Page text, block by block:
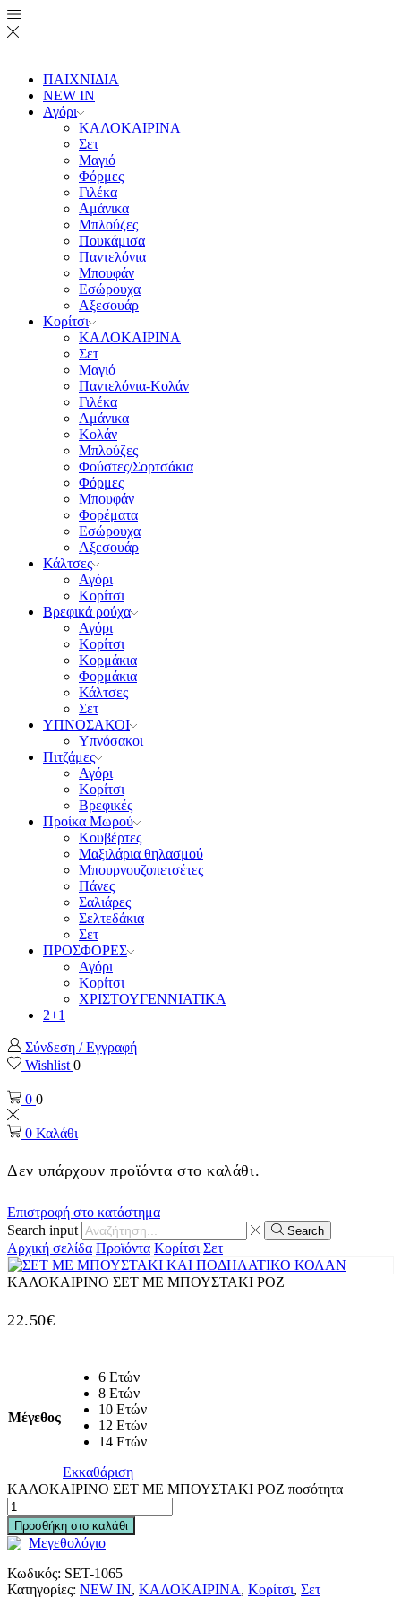
ΠΑΙΧΝΙΔΙΑ
NEW IN
Αγόρι
ΚΑΛΟΚΑΙΡΙΝΑ
Σετ
Μαγιό
Φόρμες
Γιλέκα
Αμάνικα
Μπλούζες
Πουκάμισα
Παντελόνια
Μπουφάν
Εσώρουχα
Αξεσουάρ
Κορίτσι
ΚΑΛΟΚΑΙΡΙΝΑ
Σετ
Μαγιό
Παντελόνια-Κολάν
Γιλέκα
Αμάνικα
Κολάν
Μπλούζες
Φούστες/Σορτσάκια
Φόρμες
Μπουφάν
Φορέματα
Εσώρουχα
Αξεσουάρ
Κάλτσες
Αγόρι
Κορίτσι
Βρεφικά ρούχα
Αγόρι
Κορίτσι
Κορμάκια
Φορμάκια
Κάλτσες
Σετ
ΥΠΝΟΣΑΚΟΙ
Υπνόσακοι
Πιτζάμες
Αγόρι
Κορίτσι
Βρεφικές
Προίκα Μωρού
Κουβέρτες
Μαξιλάρια θηλασμού
Μπουρνουζοπετσέτες
Πάνες
Σαλιάρες
Σελτεδάκια
Σετ
ΠΡΟΣΦΟΡΕΣ
Αγόρι
Κορίτσι
ΧΡΙΣΤΟΥΓΕΝΝΙΑΤΙΚΑ
2+1
Σύνδεση / Εγγραφή
Wishlist 0
0 0
0 Καλάθι
Δεν υπάρχουν προϊόντα στο καλάθι.
Επιστροφή στο κατάστημα
Search input
Search
Αρχική σελίδα Προϊόντα Κορίτσι Σετ
ΚΑΛΟΚΑΙΡΙΝΟ ΣΕΤ ΜΕ ΜΠΟΥΣΤΑΚΙ ΡΟΖ
22.50€
Μέγεθος
6 Ετών
8 Ετών
10 Ετών
12 Ετών
14 Ετών
Εκκαθάριση
ΚΑΛΟΚΑΙΡΙΝΟ ΣΕΤ ΜΕ ΜΠΟΥΣΤΑΚΙ ΡΟΖ ποσότητα
Προσθήκη στο καλάθι
Μεγεθολόγιο
Κωδικός: SET-1065
Κατηγορίες: NEW IN, ΚΑΛΟΚΑΙΡΙΝΑ, Κορίτσι, Σετ